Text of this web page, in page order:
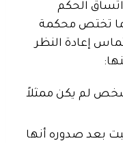
اتساق الحكم
تختص محكمة
إعادة النظر
شخص لم يكن ممثلاً
بعد صدوره أنها